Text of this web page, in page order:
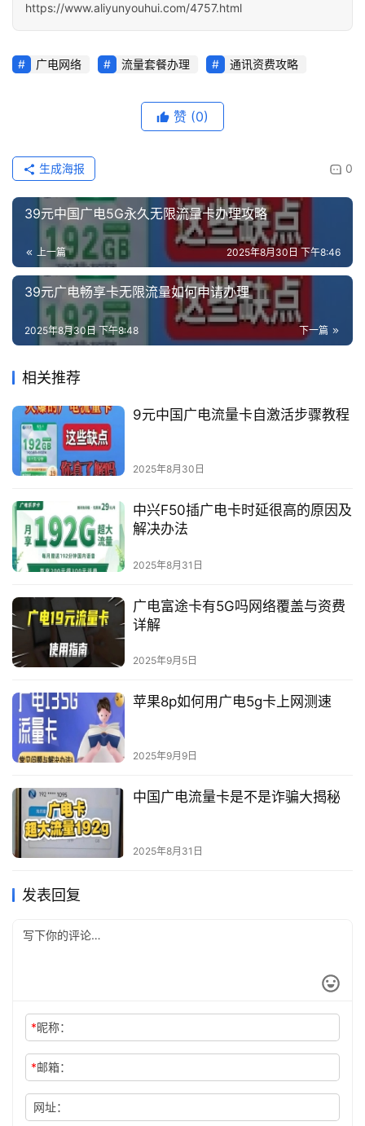
https://www.aliyunyouhui.com/4757.html
广电网络 流量套餐办理 通讯资费攻略
赞 (0)
0
生成海报
39元中国广电5G永久无限流量卡办理攻略
上一篇 2025年8月30日 下午8:46
39元广电畅享卡无限流量如何申请办理
下一篇
2025年8月30日 下午8:48
相关推荐
9元中国广电流量卡自激活步骤教程
2025年8月30日
中兴F50插广电卡时延很高的原因及
解决办法
2025年8月31日
广电富途卡有5G吗网络覆盖与资费
详解
2025年9月5日
苹果8p如何用广电5g卡上网测速
2025年9月9日
中国广电流量卡是不是诈骗大揭秘
2025年8月31日
发表回复
*昵称：
*邮箱：
网址：